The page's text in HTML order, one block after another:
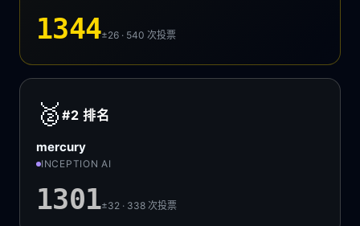
1344±26 · 540次投票
🥈 #2排名
mercury
INCEPTION AI
1301±32 · 338次投票